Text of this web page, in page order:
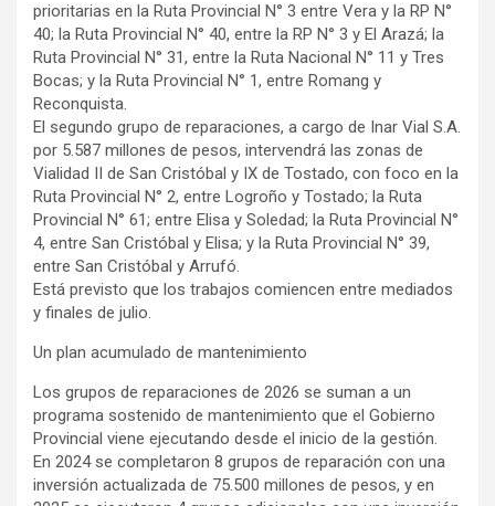
prioritarias en la Ruta Provincial N° 3 entre Vera y la RP N°
40; la Ruta Provincial N° 40, entre la RP N° 3 y El Arazá; la
Ruta Provincial N° 31, entre la Ruta Nacional N° 11 y Tres
Bocas; y la Ruta Provincial N° 1, entre Romang y
Reconquista.
El segundo grupo de reparaciones, a cargo de Inar Vial S.A.
por 5.587 millones de pesos, intervendrá las zonas de
Vialidad II de San Cristóbal y IX de Tostado, con foco en la
Ruta Provincial N° 2, entre Logroño y Tostado; la Ruta
Provincial N° 61; entre Elisa y Soledad; la Ruta Provincial N°
4, entre San Cristóbal y Elisa; y la Ruta Provincial N° 39,
entre San Cristóbal y Arrufó.
Está previsto que los trabajos comiencen entre mediados
y finales de julio.
Un plan acumulado de mantenimiento
Los grupos de reparaciones de 2026 se suman a un
programa sostenido de mantenimiento que el Gobierno
Provincial viene ejecutando desde el inicio de la gestión.
En 2024 se completaron 8 grupos de reparación con una
inversión actualizada de 75.500 millones de pesos, y en